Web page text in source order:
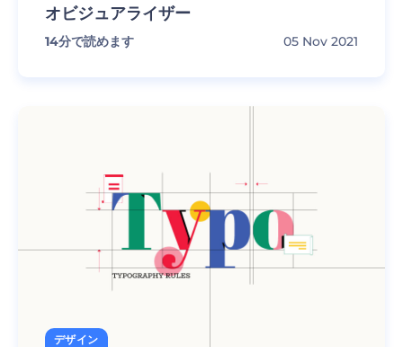
オビジュアライザー
14分で読めます 05 Nov 2021
デザイン